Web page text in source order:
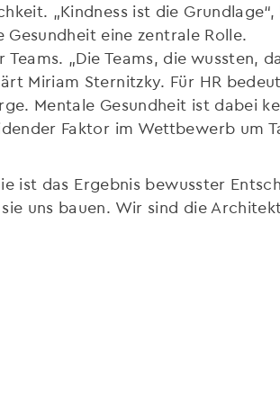
„Kindness ist die
eine zentrale Rolle.
„Die Teams, die wussten,
Miriam Sternitzky. Für HR
Mentale Gesundheit ist dabei
Faktor im Wettbewerb um
ist das Ergebnis bewusster
uns bauen. Wir sind die